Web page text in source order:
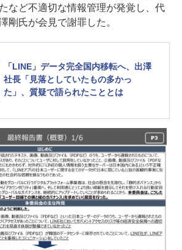
など不適切な情報管理が発覚し、代
剛氏が会見で謝罪した。
「LINE」データ完全国内移転へ、出澤
社長「見落としていたもの多かっ
た」、質疑で語られたこととは